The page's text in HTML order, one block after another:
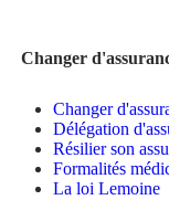
Changer
Changer
Délégation
Résilier son
Formalités
La loi Lemoine